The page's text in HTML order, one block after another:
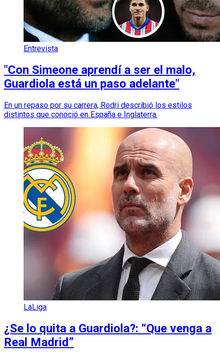
Entrevista
"Con Simeone aprendí a ser el malo,
Guardiola está un paso adelante"
En un repaso por su carrera, Rodri describió los estilos
distintos que conoció en España e Inglaterra.
LaLiga
¿Se lo quita a Guardiola?: “Que venga a
Real Madrid”